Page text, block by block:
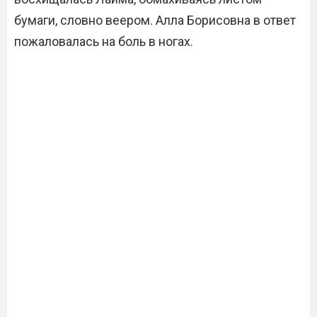
бумаги, словно веером. Алла Борисовна в ответ
пожаловалась на боль в ногах.